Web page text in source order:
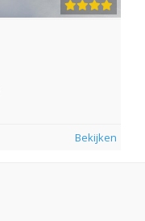
Bekijken